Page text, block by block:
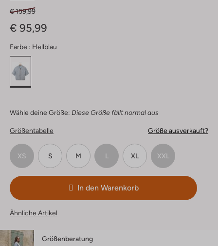
€ 159,99
€ 95,99
Farbe : Hellblau
Wähle deine Größe: Diese Größe fällt normal aus
Größentabelle Größe ausverkauft?
XS S M L XL XXL
In den Warenkorb
Ähnliche Artikel
Größenberatung